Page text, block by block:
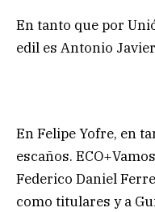
En tanto que por
edil es Antonio
En Felipe Yofre, en
escaños.
Federico Daniel
como titulares y a